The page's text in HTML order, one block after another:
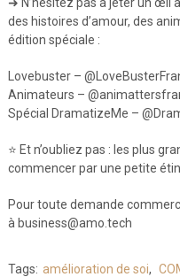
des histoires d’amour, des
édition spéciale :
Lovebuster –
Animateurs –
Spécial DramatizeMe –
⭐ Et n’oubliez pas : les plus
commencer par une petite
Pour toute demande
à business@amo.tech
Tags: amélioration de soi,